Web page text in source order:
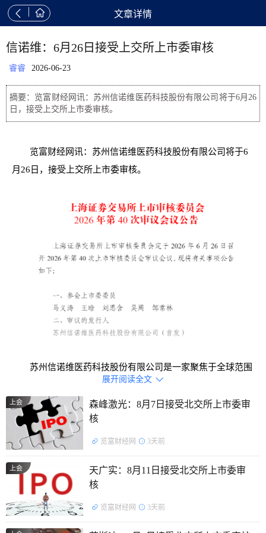
  文章详情
信诺维：6月26日接受上交所上市委审核
睿睿 2026-06-23
摘要：览富财经网讯：苏州信诺维医药科技股份有限公司将于6月26
日，接受上交所上市委审核。
览富财经网讯：苏州信诺维医药科技股份有限公司将于6
月26日，接受上交所上市委审核。
苏州信诺维医药科技股份有限公司是一家聚焦于全球范围
内重大未满足临床需求，以疾病为导向，致力于将创新转化为
临床价值，为患者提供疾病领域内最佳治疗药物的创新药公
司。公司已形成“1+3+N”的创新药管线梯队（1个NDA受理，3
个临床III期，N个早期管线），并通过全球BD交易初步实现了
主营业务：
创新药物的研究、开发和商业化，针对抗肿
瘤、抗感染等领域开发了多款小分子靶向、复杂抗体及靶向蛋
白降解创新药物。
展开阅读全文 
上会
森峰激光：8月7日接受北交所上市委审
核
览富财经网 3天前
上会
天广实：8月11日接受北交所上市委审
核
览富财经网 3天前